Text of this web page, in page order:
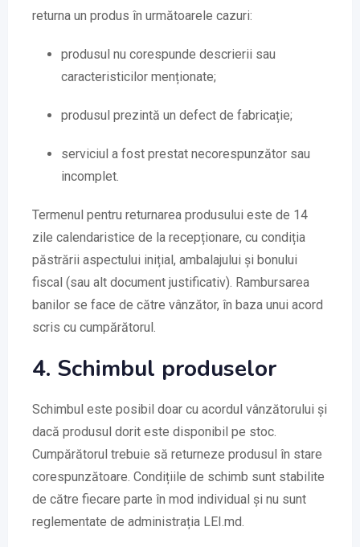
returna un produs în următoarele cazuri:
produsul nu corespunde descrierii sau
caracteristicilor menționate;
produsul prezintă un defect de fabricație;
serviciul a fost prestat necorespunzător sau
incomplet.
Termenul pentru returnarea produsului este de 14
zile calendaristice de la recepționare, cu condiția
păstrării aspectului inițial, ambalajului și bonului
fiscal (sau alt document justificativ). Rambursarea
banilor se face de către vânzător, în baza unui acord
scris cu cumpărătorul.
4. Schimbul produselor
Schimbul este posibil doar cu acordul vânzătorului și
dacă produsul dorit este disponibil pe stoc.
Cumpărătorul trebuie să returneze produsul în stare
corespunzătoare. Condițiile de schimb sunt stabilite
de către fiecare parte în mod individual și nu sunt
reglementate de administrația LEI.md.